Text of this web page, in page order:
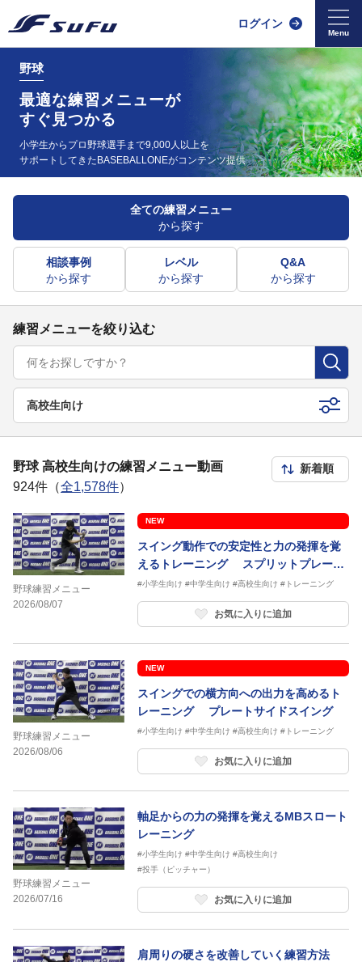
ログイン
野球
最適な練習メニューが
すぐ見つかる
小学生からプロ野球選手まで9,000人以上を
サポートしてきた BASEBALLONEがコンテンツ提供
全ての練習メニュー
から探す
相談事例
から探す
レベル
から探す
Q&A
から探す
練習メニューを絞り込む
高校生向け
野球 高校生向けの練習メニュー動画
924件（全1,578件）
野球練習メニュー
2026/08/07
NEW
スイング動作での安定性と力の発揮を覚
えるトレーニング スプリットプレート
スイング
#小学生向け #中学生向け #高校生向け #トレーニング
お気に入りに追加
野球練習メニュー
2026/08/06
NEW
スイングでの横方向への出力を高めるト
レーニング プレートサイドスイング
#小学生向け #中学生向け #高校生向け #トレーニング
お気に入りに追加
野球練習メニュー
2026/07/16
軸足からの力の発揮を覚えるMBスロート
レーニング
#小学生向け #中学生向け #高校生向け
#投手（ピッチャー）
お気に入りに追加
肩周りの硬さを改善していく練習方法